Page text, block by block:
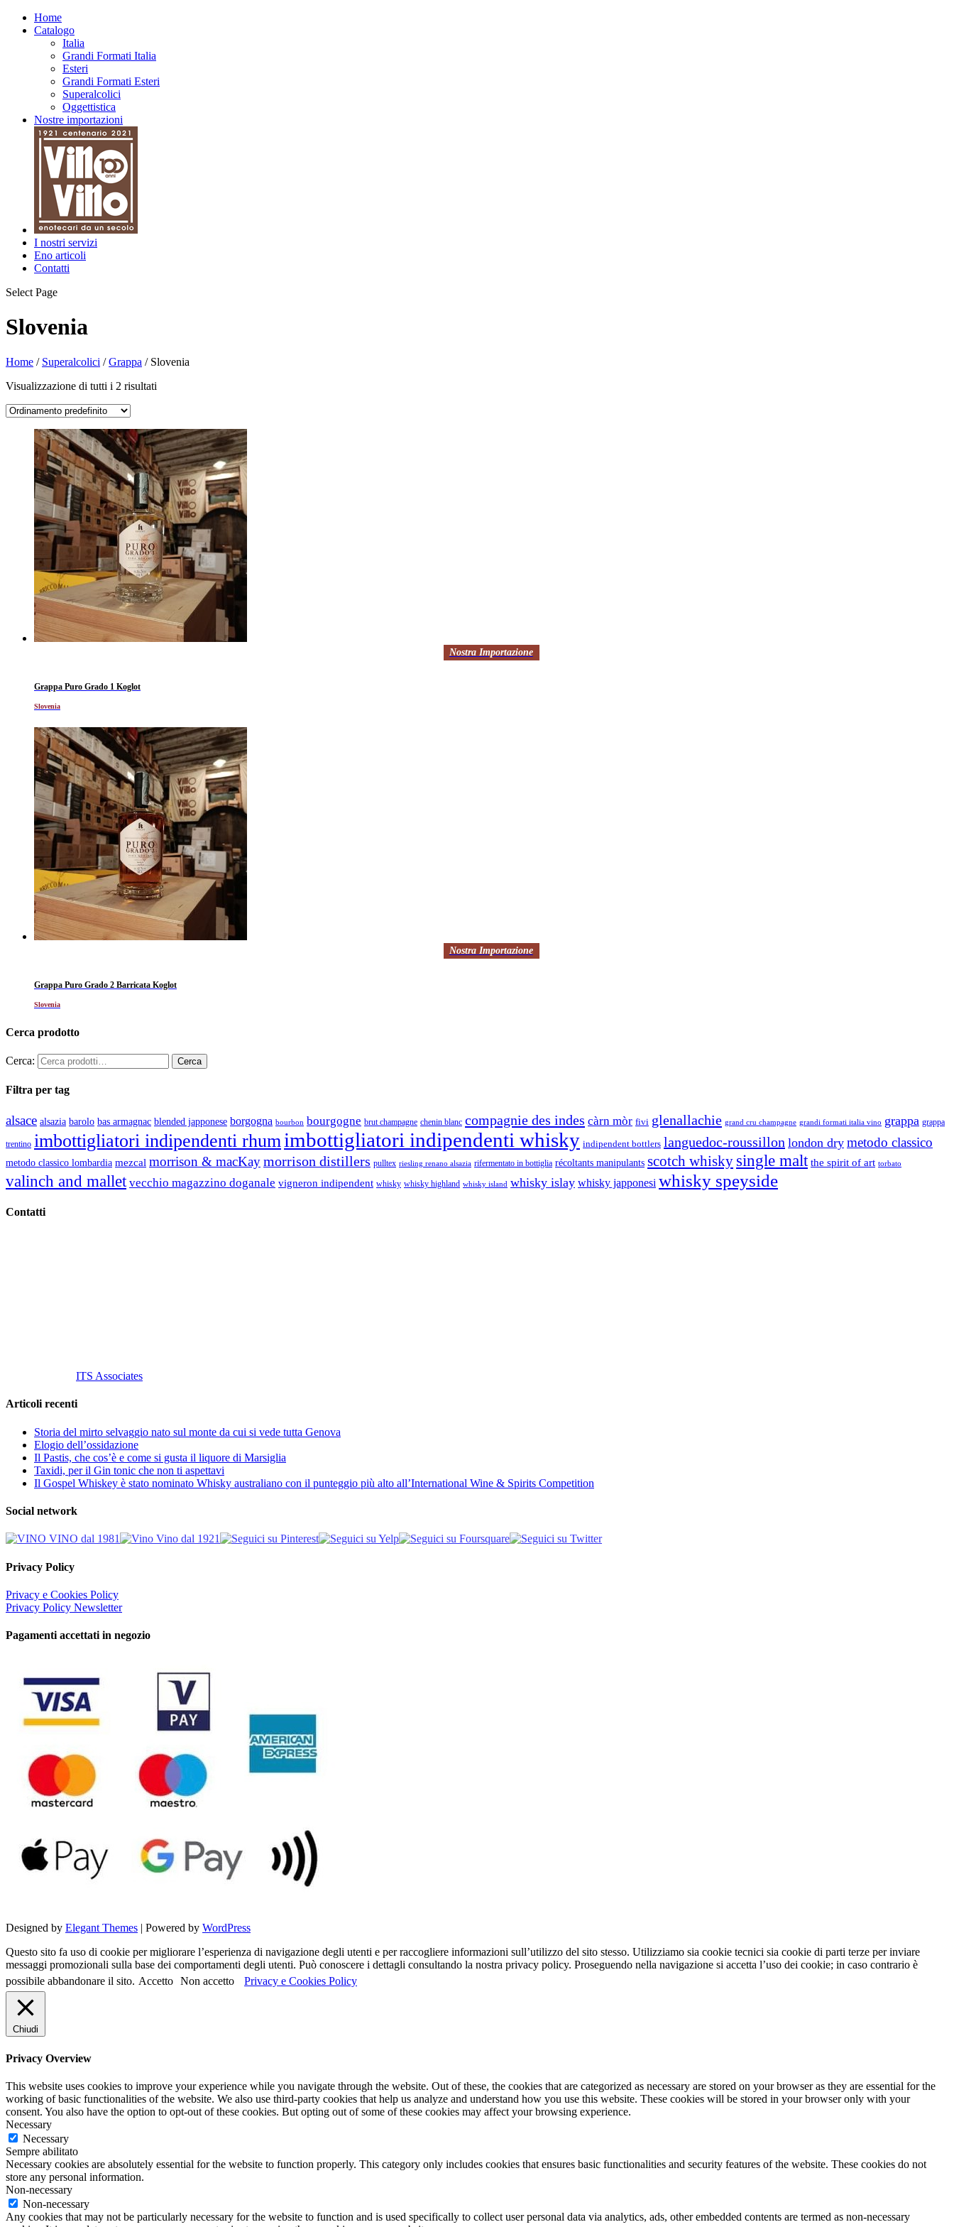
Home
Catalogo
Italia
Grandi Formati Italia
Esteri
Grandi Formati Esteri
Superalcolici
Oggettistica
Nostre importazioni
I nostri servizi
Eno articoli
Contatti
Select Page
Slovenia
Home / Superalcolici /Grappa / Slovenia
Visualizzazione di tutti i 2 risultati
Nostra Importazione
Grappa Puro Grado 1 Koglot
Slovenia
Nostra Importazione
Grappa Puro Grado 2 Barricata Koglot
Slovenia
Cerca prodotto
Cerca:
Filtra per tag
alsace alsazia barolo bas armagnac blended japponese borgogna bourbon bourgogne brut champagne chenin blanc compagnie des indes càrn mòr fivi glenallachie grand cru champagne grandi formati italia vino grappa grappa
trentino imbottigliatori indipendenti rhum imbottigliatori indipendenti whisky indipendent bottlers languedoc-roussillon london dry metodo classico
metodo classico lombardia mezcal morrison & macKaymorrison distillers pulltex riesling renano alsazia rifermentato in bottiglia récoltants manipulants scotch whisky single malt the spirit of art torbato
valinch and mallet vecchio magazzino doganale vigneron indipendent whisky whisky highland whisky island whisky islay whisky japponesi whisky speyside
Contatti
ITS Associates
Articoli recenti
Storia del mirto selvaggio nato sul monte da cui si vede tutta Genova
Elogio dell’ossidazione
Il Pastis, che cos’è e come si gusta il liquore di Marsiglia
Taxidi, per il Gin tonic che non ti aspettavi
Il Gospel Whiskey è stato nominato Whisky australiano con il punteggio più alto all’International Wine & Spirits Competition
Social network
Privacy Policy
Privacy e Cookies Policy
Privacy Policy Newsletter
Pagamenti accettati in negozio
Designed by Elegant Themes | Powered by WordPress
Questo sito fa uso di cookie per migliorare l’esperienza di navigazione degli utenti e per raccogliere informazioni sull’utilizzo del sito stesso. Utilizziamo sia cookie tecnici sia cookie di parti terze per inviare
messaggi promozionali sulla base dei comportamenti degli utenti. Può conoscere i dettagli consultando la nostra privacy policy. Proseguendo nella navigazione si accetta l’uso dei cookie; in caso contrario è
possibile abbandonare il sito. Accetto Non accetto Privacy e Cookies Policy
Chiudi
Privacy Overview
This website uses cookies to improve your experience while you navigate through the website. Out of these, the cookies that are categorized as necessary are stored on your browser as they are essential for the
working of basic functionalities of the website. We also use third-party cookies that help us analyze and understand how you use this website. These cookies will be stored in your browser only with your
consent. You also have the option to opt-out of these cookies. But opting out of some of these cookies may affect your browsing experience.
Necessary
Necessary
Sempre abilitato
Necessary cookies are absolutely essential for the website to function properly. This category only includes cookies that ensures basic functionalities and security features of the website. These cookies do not
store any personal information.
Non-necessary
Non-necessary
Any cookies that may not be particularly necessary for the website to function and is used specifically to collect user personal data via analytics, ads, other embedded contents are termed as non-necessary